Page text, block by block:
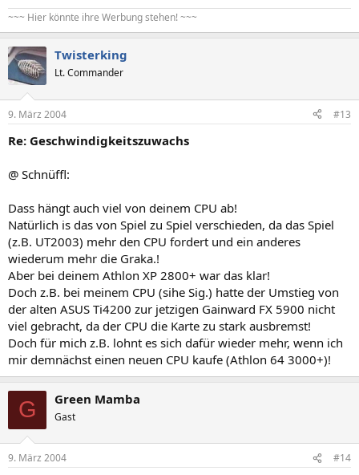
~~~ Hier könnte ihre Werbung stehen! ~~~
Twisterking
Lt. Commander
9. März 2004 #13
Re: Geschwindigkeitszuwachs
@ Schnüffl:
Dass hängt auch viel von deinem CPU ab!
Natürlich is das von Spiel zu Spiel verschieden, da das Spiel
(z.B. UT2003) mehr den CPU fordert und ein anderes
wiederum mehr die Graka.!
Aber bei deinem Athlon XP 2800+ war das klar!
Doch z.B. bei meinem CPU (sihe Sig.) hatte der Umstieg von
der alten ASUS Ti4200 zur jetzigen Gainward FX 5900 nicht
viel gebracht, da der CPU die Karte zu stark ausbremst!
Doch für mich z.B. lohnt es sich dafür wieder mehr, wenn ich
mir demnächst einen neuen CPU kaufe (Athlon 64 3000+)!
G Green Mamba
Gast
9. März 2004 #14